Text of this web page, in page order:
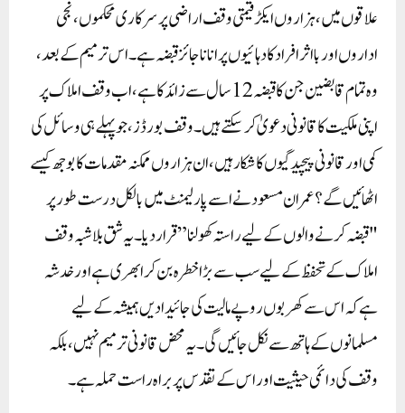
علاقوں میں، ہزاروں ایکڑ قیمتی وقف اراضی پر سرکاری محکموں، نجی
اداروں اور بااثر افراد کا دہائیوں پرانا ناجائز قبضہ ہے۔ اس ترمیم کے بعد،
وہ تمام قابضین جن کا قبضہ 12 سال سے زائد کا ہے، اب وقف املاک پر
اپنی ملکیت کا قانونی دعویٰ کر سکتے ہیں۔ وقف بورڈز، جو پہلے ہی وسائل کی
کمی اور قانونی پیچیدگیوں کا شکار ہیں، ان ہزاروں ممکنہ مقدمات کا بوجھ کیسے
اٹھائیں گے؟ عمران مسعود نے اسے پارلیمنٹ میں بالکل درست طور پر
"قبضہ کرنے والوں کے لیے راستہ کھولنا” قرار دیا۔ یہ شق بلاشبہ وقف
املاک کے تحفظ کے لیے سب سے بڑا خطرہ بن کر ابھری ہے اور خدشہ
ہے کہ اس سے کھربوں روپے مالیت کی جائیدادیں ہمیشہ کے لیے
مسلمانوں کے ہاتھ سے نکل جائیں گی۔ یہ محض قانونی ترمیم نہیں، بلکہ
وقف کی دائمی حیثیت اور اس کے تقدس پر براہ راست حملہ ہے۔